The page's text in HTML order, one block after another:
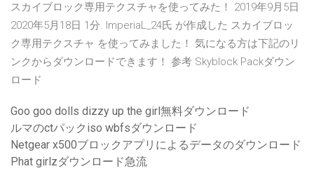
スカイブロック専用テクスチャを使ってみた！ 2019年9月5日
2020年5月18日 1分. ImperiaL_24氏 が作成した スカイブロッ
ク専用テクスチャ を使ってみました！ 気になる方は下記のリ
ンクからダウンロードできます！ 参考 Skyblock Packダウン
ロード
Goo goo dolls dizzy up the girl無料ダウンロード
ルマのctパックiso wbfsダウンロード
Netgear x500ブロックアプリによるデータのダウンロード
Phat girlzダウン​​ロード急流